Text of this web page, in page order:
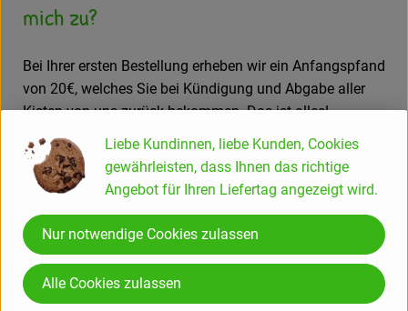
mich zu?
Bei Ihrer ersten Bestellung erheben wir ein Anfangspfand
von 20€, welches Sie bei Kündigung und Abgabe aller
Kisten von uns zurück bekommen. Das ist alles!
Weiterlesen ...
6. RECYCLING & VERPACKUNG
Nimmt der Amperhof Papierverpackungen
Liebe Kundinnen, liebe Kunden, Cookies
gewährleisten, dass Ihnen das richtige
Angebot für Ihren Liefertag angezeigt wird.
Nur notwendige Cookies zulassen
Alle Cookies zulassen